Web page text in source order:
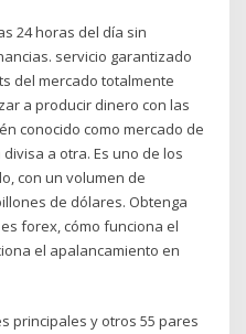
24 horas del día sin
servicio garantizado
del mercado totalmente
a producir dinero con las
conocido como mercado de
a otra. Es uno de los
con un volumen de
de dólares. Obtenga
forex, cómo funciona el
el apalancamiento en
principales y otros 55 pares